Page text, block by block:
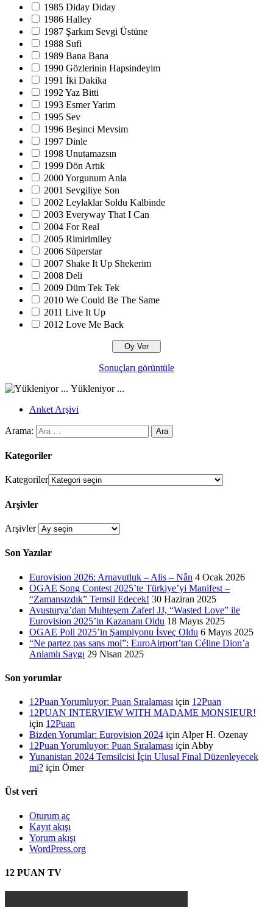
1985 Diday Diday
1986 Halley
1987 Şarkım Sevgi Üstüne
1988 Sufi
1989 Bana Bana
1990 Gözlerinin Hapsindeyim
1991 İki Dakika
1992 Yaz Bitti
1993 Esmer Yarim
1995 Sev
1996 Beşinci Mevsim
1997 Dinle
1998 Unutamazsın
1999 Dön Artık
2000 Yorgunum Anla
2001 Sevgiliye Son
2002 Leylaklar Soldu Kalbinde
2003 Everyway That I Can
2004 For Real
2005 Rimirimiley
2006 Süperstar
2007 Shake It Up Shekerim
2008 Deli
2009 Düm Tek Tek
2010 We Could Be The Same
2011 Live It Up
2012 Love Me Back
Sonuçları görüntüle
Yükleniyor ...
Anket Arşivi
Arama:
Kategoriler
Kategoriler
Arşivler
Arşivler
Son Yazılar
Eurovision 2026: Arnavutluk – Alis – Nân 4 Ocak 2026
OGAE Song Contest 2025’te Türkiye’yi Manifest –
“Zamansızdık” Temsil Edecek! 30 Haziran 2025
Avusturya’dan Muhteşem Zafer! JJ, “Wasted Love” ile
Eurovision 2025’in Kazananı Oldu 18 Mayıs 2025
OGAE Poll 2025’in Şampiyonu İsveç Oldu 6 Mayıs 2025
“Ne partez pas sans moi”: EuroAirport’tan Céline Dion’a
Anlamlı Saygı 29 Nisan 2025
Son yorumlar
12Puan Yorumluyor: Puan Sıralaması için 12Puan
12PUAN INTERVIEW WITH MADAME MONSIEUR!
için 12Puan
Bizden Yorumlar: Eurovision 2024 için Alper H. Ozenay
12Puan Yorumluyor: Puan Sıralaması için Abby
Yunanistan 2024 Temsilcisi İçin Ulusal Final Düzenleyecek
mi? için Ömer
Üst veri
Oturum aç
Kayıt akışı
Yorum akışı
WordPress.org
12 PUAN TV